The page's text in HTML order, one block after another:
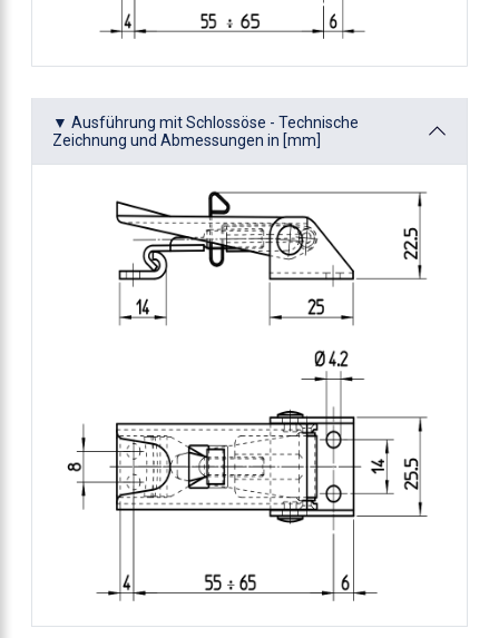
▼ Ausführung mit Schlossöse - Technische
Zeichnung und Abmessungen in [mm]